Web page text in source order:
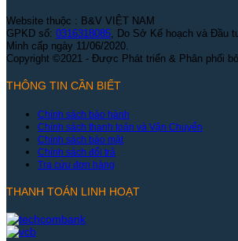
Website thuộc : B&V VIỆT NAM
GPKD số: 0316318085, Do Sở Kế hoạch và Đầu
Minh cấp ngày 11/06/2020.
Copyright ©2021 - Được Phát triển & Phân phối
THÔNG TIN CẦN BIẾT
Chính sách bảo hành
Chính sách thanh toán và Vận Chuyển
Chính sách bảo mật
Chính sách đổi trả
Tra cứu đơn hàng
THANH TOÁN LINH HOẠT